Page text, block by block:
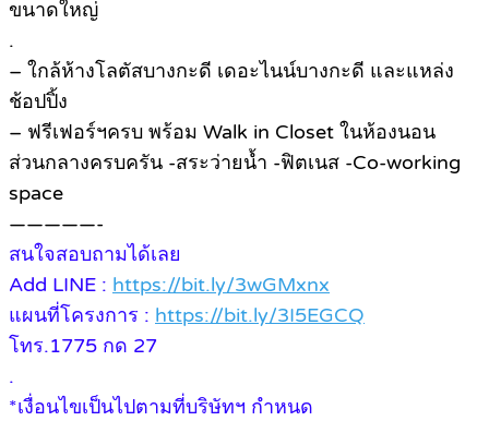
ขนาดใหญ่
.
– ใกล้ห้างโลตัสบางกะดี เดอะไนน์บางกะดี และแหล่ง
ช้อปปิ้ง
– ฟรีเฟอร์ฯครบ พร้อม Walk in Closet ในห้องนอน
ส่วนกลางครบครัน -สระว่ายน้ำ -ฟิตเนส -Co-working
space
—————-
สนใจสอบถามได้เลย
Add LINE : https://bit.ly/3wGMxnx
แผนที่โครงการ : https://bit.ly/3I5EGCQ
โทร.1775 กด 27
.
*เงื่อนไขเป็นไปตามที่บริษัทฯ กำหนด